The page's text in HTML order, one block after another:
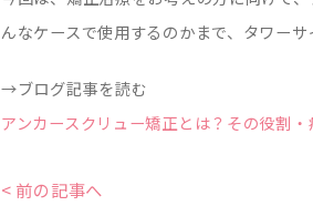
んなケースで使用するのかまで、タワー
→ブログ記事を読む
アンカースクリュー矯正とは？その役割
< 前の記事へ